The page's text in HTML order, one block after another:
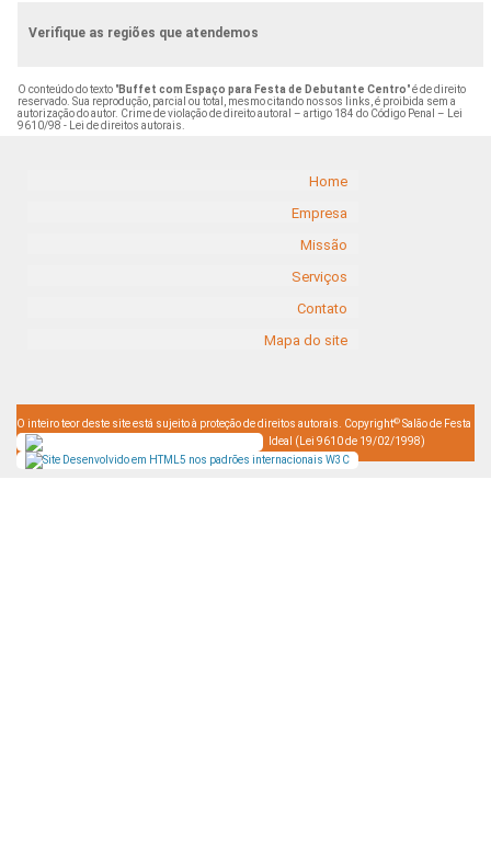
Verifique as regiões que atendemos
O conteúdo do texto "Buffet com Espaço para Festa de Debutante Centro" é de direito
reservado. Sua reprodução, parcial ou total, mesmo citando nossos links, é proibida sem a
autorização do autor. Crime de violação de direito autoral – artigo 184 do Código Penal –
Lei
9610/98 - Lei de direitos autorais
Home
Empresa
Missão
Serviços
Contato
Mapa do site
O inteiro teor deste site está sujeito à proteção de direitos autorais. Copyright© Salão de Festa
Ideal (Lei 9610 de 19/02/1998)